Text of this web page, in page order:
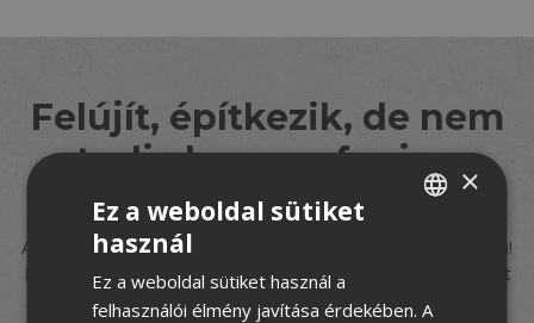
Felújít, építkezik, de nem
tudja hogyan fogjon
hozzá?
A TetőtÉpítek csapata segít eligazodni a tetőfedés rejtelmeiben!
Iratkozzon fel
5 részes tudástárunkra
, és hozzon jó döntést
velünk!
×
Ez a weboldal sütiket
használ
Ez a weboldal sütiket használ a
felhasználói élmény javítása érdekében. A